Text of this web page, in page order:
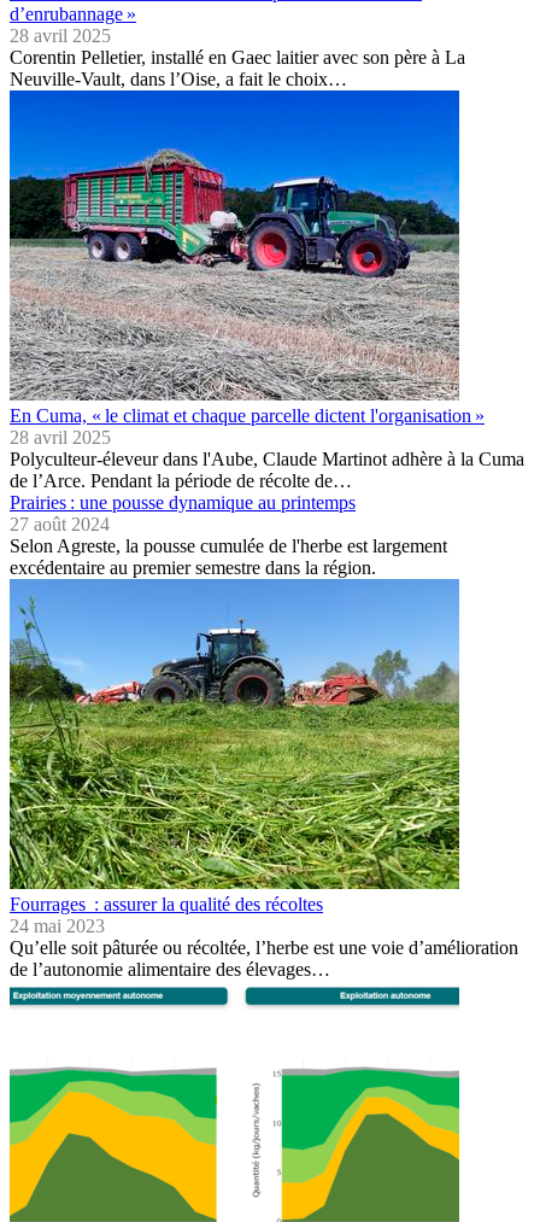
d’enrubannage »
28 avril 2025
Corentin Pelletier, installé en Gaec laitier avec son père à La
Neuville-Vault, dans l’Oise, a fait le choix…
En Cuma, « le climat et chaque parcelle dictent l'organisation »
28 avril 2025
Polyculteur-éleveur dans l'Aube, Claude Martinot adhère à la Cuma
de l’Arce. Pendant la période de récolte de…
Prairies : une pousse dynamique au printemps
27 août 2024
Selon Agreste, la pousse cumulée de l'herbe est largement
excédentaire au premier semestre dans la région.
Fourrages : assurer la qualité des récoltes
24 mai 2023
Qu’elle soit pâturée ou récoltée, l’herbe est une voie d’amélioration
de l’autonomie alimentaire des élevages…